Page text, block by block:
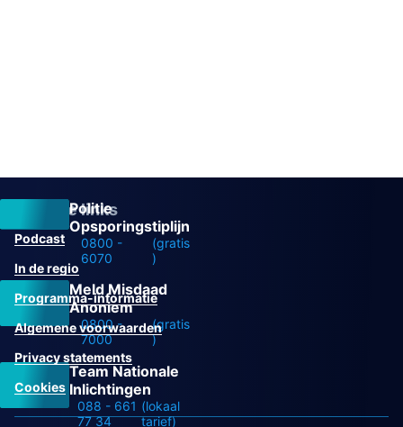
Politie
Opsporingstiplijn
0800 -
6070
(gratis
)
Meld Misdaad
Anoniem
0800 -
7000
(gratis
)
Team Nationale
Inlichtingen
088 - 661
77 34
(lokaal
tarief)
Overige links
Podcast
In de regio
Programma-informatie
Algemene voorwaarden
Privacy statements
Cookies